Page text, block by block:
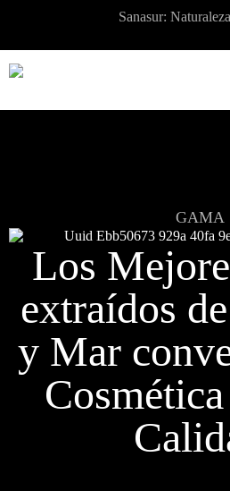
Sanasur:
GAMA
Los
extraídos
y Mar